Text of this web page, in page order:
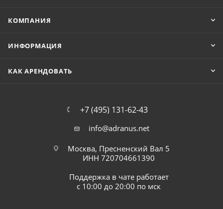
КОМПАНИЯ
ИНФОРМАЦИЯ
КАК АРЕНДОВАТЬ
+7 (495) 131-62-43
info@adranus.net
Москва, Пресненский Вал 5
ИНН 720704661390
Поддержка в чате работает
с 10:00 до 20:00 по мск